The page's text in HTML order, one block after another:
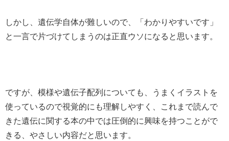
しかし、遺伝学自体が難しいので、「わかりやすいです」
と一言で片づけてしまうのは正直ウソになると思います。
ですが、模様や遺伝子配列についても、うまくイラストを
使っているので視覚的にも理解しやすく、これまで読んで
きた遺伝に関する本の中では圧倒的に興味を持つことがで
きる、やさしい内容だと思います。